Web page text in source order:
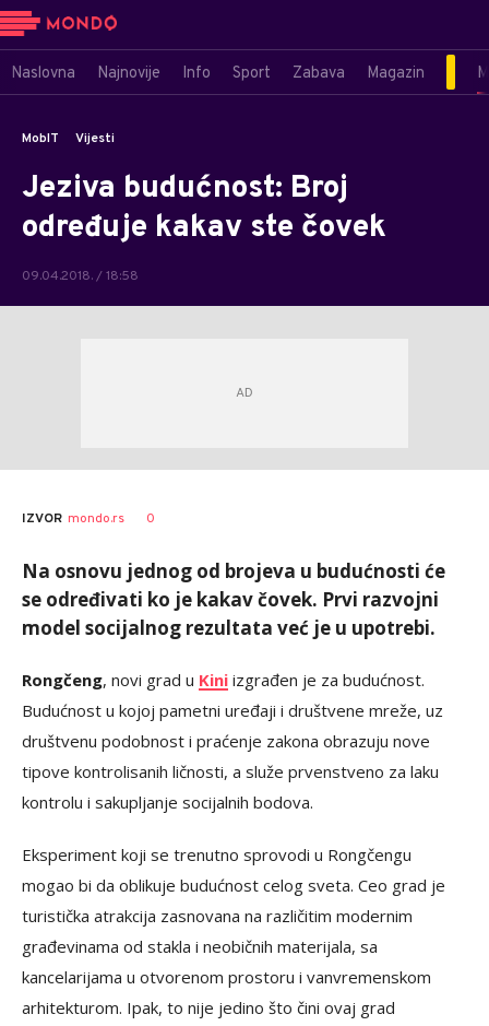
Naslovna Najnovije Info Sport Zabava Magazin
MobIT Vijesti
Jeziva budućnost: Broj
određuje kakav ste čovek
09.04.2018. / 18:58
IZVOR mondo.rs 0
Na osnovu jednog od brojeva u budućnosti će
se određivati ko je kakav čovek. Prvi razvojni
model socijalnog rezultata već je u upotrebi.
Rongčeng, novi grad u Kini izgrađen je za budućnost.
Budućnost u kojoj pametni uređaji i društvene mreže, uz
društvenu podobnost i praćenje zakona obrazuju nove
tipove kontrolisanih ličnosti, a služe prvenstveno za laku
kontrolu i sakupljanje socijalnih bodova.
Eksperiment koji se trenutno sprovodi u Rongčengu
mogao bi da oblikuje budućnost celog sveta. Ceo grad je
turistička atrakcija zasnovana na različitim modernim
građevinama od stakla i neobičnih materijala, sa
kancelarijama u otvorenom prostoru i vanvremenskom
arhitekturom. Ipak, to nije jedino što čini ovaj grad